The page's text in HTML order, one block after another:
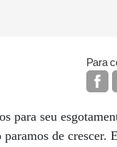
Para
para seu
de crescer.